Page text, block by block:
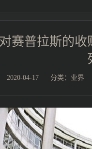
赛普拉斯的
2020-04-17 分类： 业界